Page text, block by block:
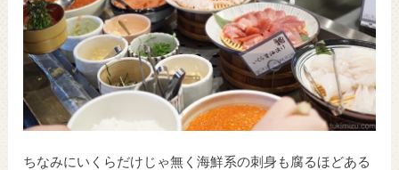
ちなみにいくらだけじゃ無く海鮮系の刺身も腐るほどある